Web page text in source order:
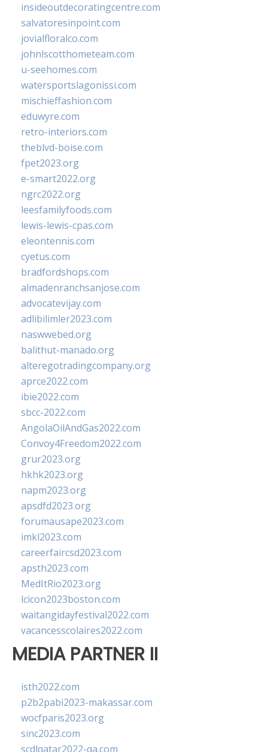
insideoutdecoratingcentre.com
salvatoresinpoint.com
jovialfloralco.com
johnlscotthometeam.com
u-seehomes.com
watersportslagonissi.com
mischieffashion.com
eduwyre.com
retro-interiors.com
theblvd-boise.com
fpet2023.org
e-smart2022.org
ngrc2022.org
leesfamilyfoods.com
lewis-lewis-cpas.com
eleontennis.com
cyetus.com
bradfordshops.com
almadenranchsanjose.com
advocatevijay.com
adlibilimler2023.com
naswwebed.org
balithut-manado.org
alteregotradingcompany.org
aprce2022.com
ibie2022.com
sbcc-2022.com
AngolaOilAndGas2022.com
Convoy4Freedom2022.com
grur2023.org
hkhk2023.org
napm2023.org
apsdfd2023.org
forumausape2023.com
imkl2023.com
careerfaircsd2023.com
apsth2023.com
MedItRio2023.org
lcicon2023boston.com
waitangidayfestival2022.com
vacancesscolaires2022.com
MEDIA PARTNER II
isth2022.com
p2b2pabi2023-makassar.com
wocfparis2023.org
sinc2023.com
scdlqatar2022-qa.com